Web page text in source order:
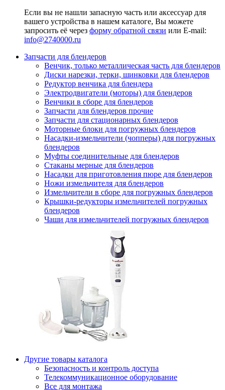
Если вы не нашли запасную часть или аксессуар для
вашего устройства в нашем каталоге, Вы можете
запросить её через форму обратной связи или E-mail:
info@2740000.ru
Запчасти для блендеров
Венчик, только металлическая часть для блендеров
Диски нарезки, терки, шинковки для блендеров
Редуктор венчика для блендера
Электродвигатели (моторы) для блендеров
Венчики в сборе для блендеров
Запчасти для блендеров прочие
Запчасти для стационарных блендеров
Моторные блоки для погружных блендеров
Насадки-измельчители (чопперы) для погружных
блендеров
Муфты соединительные для блендеров
Стаканы мерные для блендеров
Насадки для приготовления пюре для блендеров
Ножи измельчителя для блендеров
Измельчители в сборе для погружных блендеров
Крышки-редукторы измельчителей погружных
блендеров
Чаши для измельчителей погружных блендеров
Другие товары каталога
Безопасность и контроль доступа
Телекоммуникационное оборудование
Все для монтажа